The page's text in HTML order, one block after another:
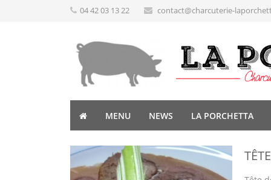
04 42 03 13 22 contact@charcuterie-
MENU NEWS LA PORCHETTA